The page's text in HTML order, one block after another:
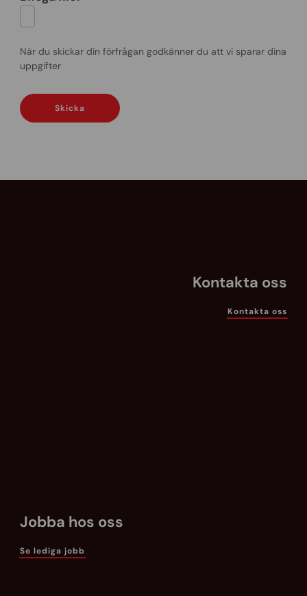
När du skickar din förfrågan godkänner du att vi sparar dina
uppgifter
Skicka
Kontakta oss
Kontakta oss
Jobba hos oss
Se lediga jobb